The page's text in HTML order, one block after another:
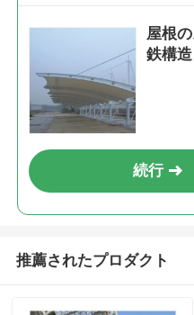
屋根
鉄構
続行
推薦されたプロダクト